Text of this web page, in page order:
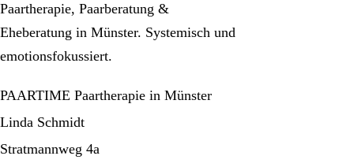
Paartherapie, Paarberatung &
Eheberatung in Münster. Systemisch und
emotionsfokussiert.
PAARTIME Paartherapie in Münster
Linda Schmidt
Stratmannweg 4a